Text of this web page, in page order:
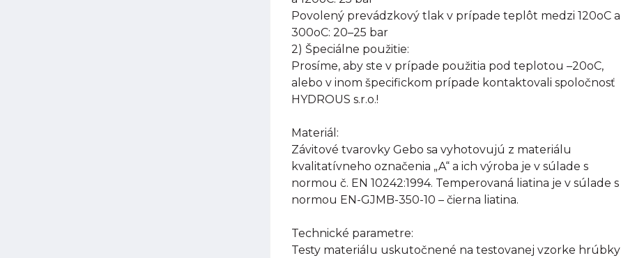
Povolený prevádzkový tlak v prípade teplôt medzi 120oC a
300oC: 20–25 bar
2) Špeciálne použitie:
Prosíme, aby ste v prípade použitia pod teplotou –20oC,
alebo v inom špecifickom prípade kontaktovali spoločnosť
HYDROUS s.r.o.!
Materiál:
Závitové tvarovky Gebo sa vyhotovujú z materiálu
kvalitatívneho označenia „A“ a ich výroba je v súlade s
normou č. EN 10242:1994. Temperovaná liatina je v súlade s
normou EN-GJMB-350-10 – čierna liatina.
Technické parametre:
Testy materiálu uskutočnené na testovanej vzorke hrúbky